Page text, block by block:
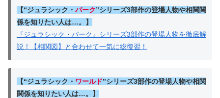
【“ジュラシック・ パーク”シリーズ3部作の登場人物や相関関
係を知りたい人は…。】
『ジュラシック・パーク』シリーズ3部作の登場人物を徹底解
説！【相関図】と合わせて一気に総復習！
【“ジュラシック・ ワールド”シリーズ3部作の登場人物や相関
関係を知りたい人は…。】